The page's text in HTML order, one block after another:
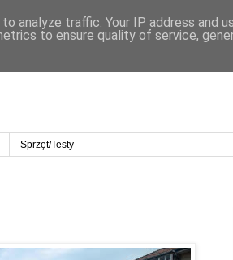
Sprzęt/Testy
analyze traffic. Your IP address and
to ensure quality of service,